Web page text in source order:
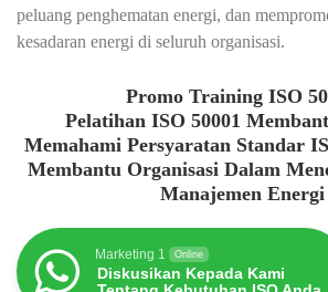
peluang penghematan energi, dan
kesadaran energi di seluruh organisasi.
Promo Training ISO
Pelatihan ISO 50001
Memahami Persyaratan Standar
Membantu Organisasi Dalam
Manajemen Energi
Marketing 1 Online
Diskusikan Kepada Kami